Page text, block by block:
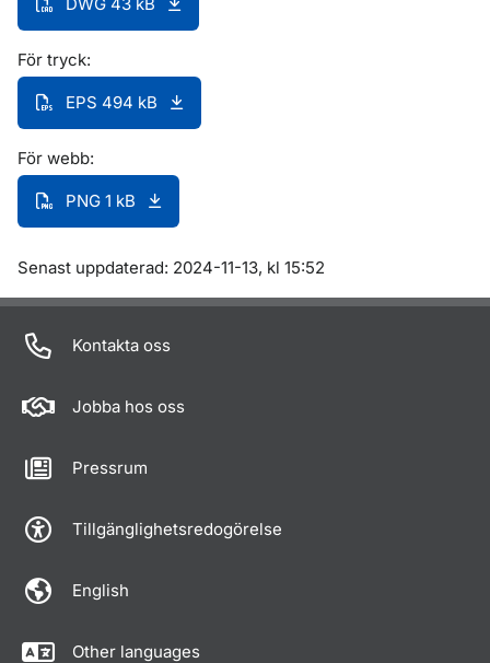
För tryck:
EPS 494 kB
För webb:
PNG 1 kB
Om sidan
Senast uppdaterad: 2024-11-13, kl 15:52
Kontakta oss
Jobba hos oss
Pressrum
Tillgänglighetsredogörelse
English
Other languages